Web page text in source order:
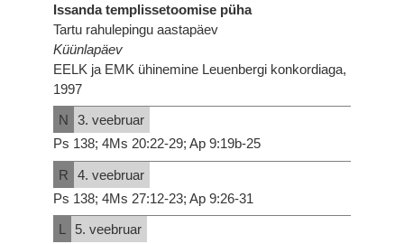
Issanda templissetoomise püha
Tartu rahulepingu aastapäev
Küünlapäev
EELK ja EMK ühinemine Leuenbergi konkordiaga,
1997
N
3. veebruar
Ps 138; 4Ms 20:22-29; Ap 9:19b-25
R
4. veebruar
Ps 138; 4Ms 27:12-23; Ap 9:26-31
L
5. veebruar